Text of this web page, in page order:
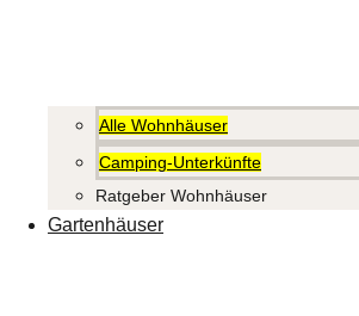
Alle Wohnhäuser
Camping-Unterkünfte
Ratgeber Wohnhäuser
Gartenhäuser